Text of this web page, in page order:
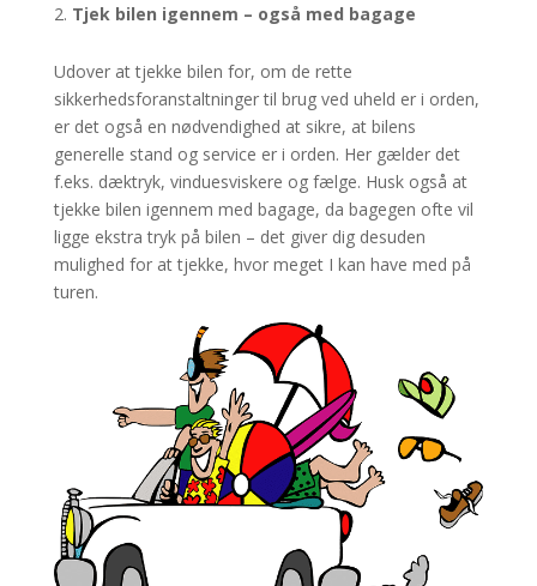
Tjek bilen igennem – også med bagage
Udover at tjekke bilen for, om de rette
sikkerhedsforanstaltninger til brug ved uheld er i orden,
er det også en nødvendighed at sikre, at bilens
generelle stand og service er i orden. Her gælder det
f.eks. dæktryk, vinduesviskere og fælge. Husk også at
tjekke bilen igennem med bagage, da bagegen ofte vil
ligge ekstra tryk på bilen – det giver dig desuden
mulighed for at tjekke, hvor meget I kan have med på
turen.